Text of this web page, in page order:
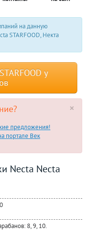
на данную
STARFOOD, Некта
у
×
предложения!
портале Век
Necta Necta
8, 9, 10.